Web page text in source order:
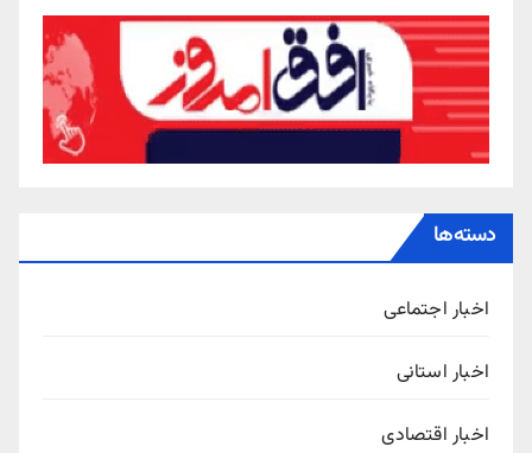
دسته‌ها
اخبار اجتماعی
اخبار استانی
اخبار اقتصادی